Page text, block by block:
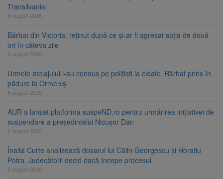
Transilvaniei
6 august 2026
Bărbat din Victoria, reținut după ce și-ar fi agresat soția de două
ori în câteva zile
6 august 2026
Urmele atelajului i-au condus pe polițiști la cioate. Bărbat prins în
pădure la Ormeniș
6 august 2026
AUR a lansat platforma suspeND.ro pentru urmărirea inițiativei de
suspendare a președintelui Nicușor Dan
6 august 2026
Înalta Curte analizează dosarul lui Călin Georgescu și Horațiu
Potra. Judecătorii decid dacă începe procesul
6 august 2026